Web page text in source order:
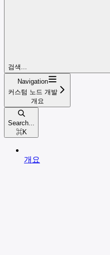
검색...
Navigation
커스텀 노드 개발
개요
Search...
⌘K
개요